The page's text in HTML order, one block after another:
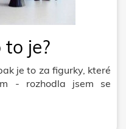
to je?
je to za figurky, které
- rozhodla jsem se